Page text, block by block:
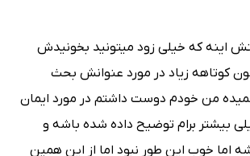
اینه که خیلی زود میتونید بخونیدش
کوتاهه زیاد در مورد عنوانش بحث
من خودم دوست داشتم در مورد ایمان
بیشتر برام توضیح داده شده باشه و
اما خوب این طور نبود اما از این همین